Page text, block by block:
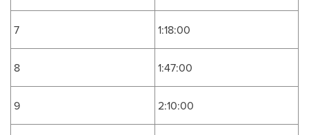
7 1:18:00
8 1:47:00
9 2:10:00